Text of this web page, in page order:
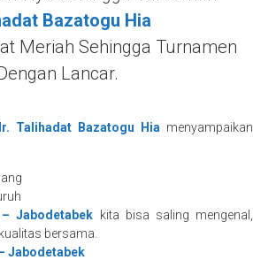
Bazatogu Hia
Meriah Sehingga Turnamen
Lancar.
Ir. Talihadat Bazatogu Hia menyampaikan
Jabodetabek kita bisa saling mengenal,
bersama.
Jabodetabek